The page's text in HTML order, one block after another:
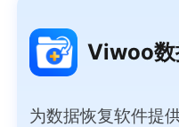
Viwoo数
为数据恢复软件提